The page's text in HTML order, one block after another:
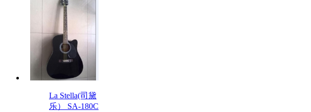
La Stella(司黛
乐） SA-180C